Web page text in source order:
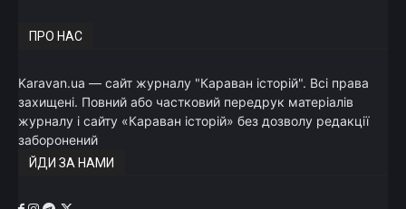
ПРО НАС
Karavan.ua — сайт журналу "Караван історій". Всі права
захищені. Повний або частковий передрук матеріалів
журналу і сайту «Караван історій» без дозволу редакції
заборонений
ЙДИ ЗА НАМИ